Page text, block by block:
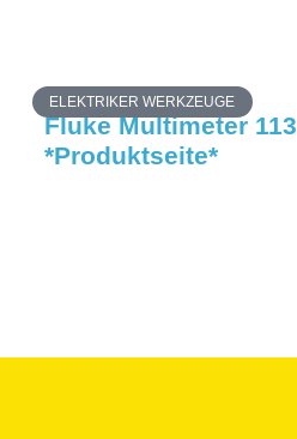
ELEKTRIKER WERKZEUGE
Fluke Multimeter 113
*Produktseite*